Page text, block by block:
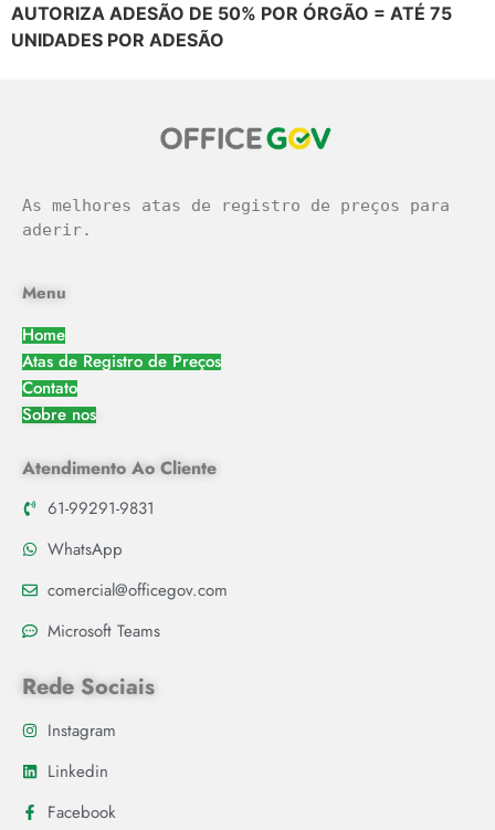
AUTORIZA ADESÃO DE 50% POR ÓRGÃO = ATÉ 75
UNIDADES POR ADESÃO
As melhores atas de registro de preços para
aderir.
Menu
Home
Atas de Registro de Preços
Contato
Sobre nos
Atendimento Ao Cliente
61-99291-9831
WhatsApp
comercial@officegov.com
Microsoft Teams
Rede Sociais
Instagram
Linkedin
Facebook